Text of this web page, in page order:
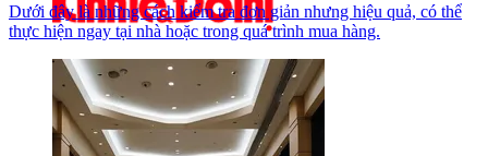
Dưới đây là những cách kiểm tra đơn giản nhưng hiệu quả, có thể
thực hiện ngay tại nhà hoặc trong quá trình mua hàng.